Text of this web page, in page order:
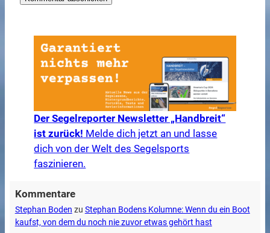
Der Segelreporter Newsletter „Handbreit“
ist zurück! Melde dich jetzt an und lasse
dich von der Welt des Segelsports
faszinieren.
Kommentare
Stephan Boden zu Stephan Bodens Kolumne: Wenn du ein Boot
kaufst, von dem du noch nie zuvor etwas gehört hast